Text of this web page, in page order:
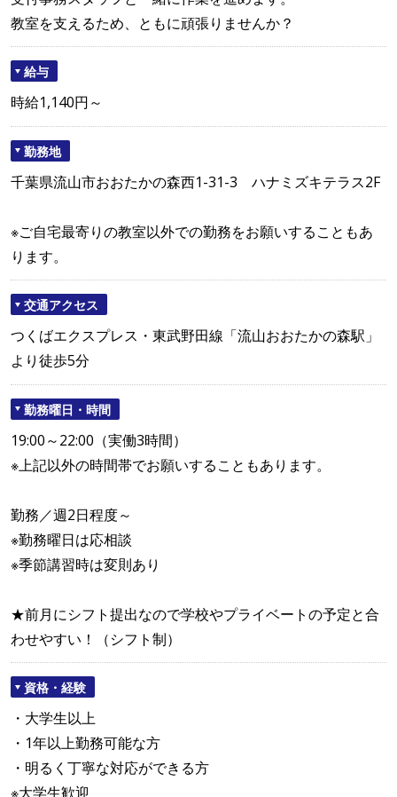
教室を支えるため、ともに頑張りませんか？
給与
時給1,140円～
勤務地
千葉県流山市おおたかの森西1-31-3 ハナミズキテラス2F
※ご自宅最寄りの教室以外での勤務をお願いすることもあ
ります。
交通アクセス
つくばエクスプレス・東武野田線「流山おおたかの森駅」
より徒歩5分
勤務曜日・時間
19:00～22:00（実働3時間）
※上記以外の時間帯でお願いすることもあります。
勤務／週2日程度～
※勤務曜日は応相談
※季節講習時は変則あり
★前月にシフト提出なので学校やプライベートの予定と合
わせやすい！（シフト制）
資格・経験
・大学生以上
・1年以上勤務可能な方
・明るく丁寧な対応ができる方
※大学生歓迎